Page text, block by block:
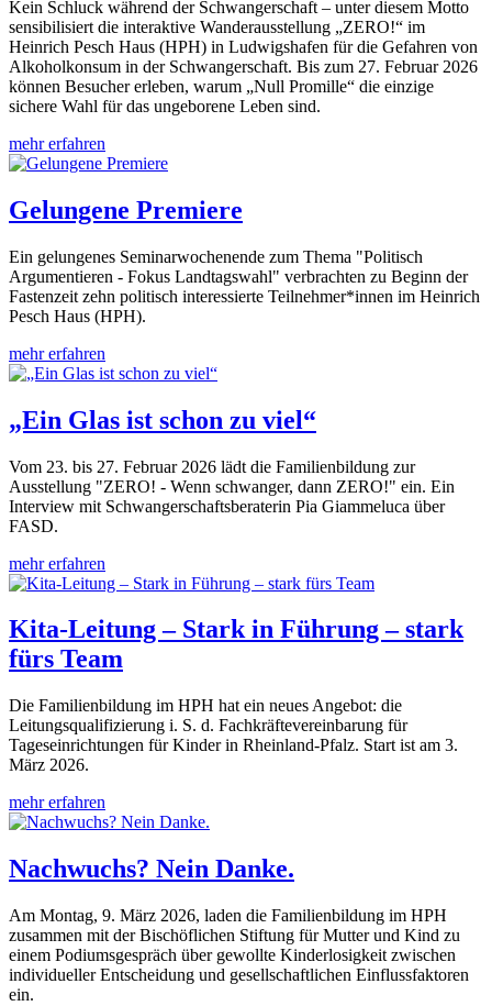
Kein Schluck während der Schwangerschaft – unter diesem Motto
sensibilisiert die interaktive Wanderausstellung „ZERO!“ im
Heinrich Pesch Haus (HPH) in Ludwigshafen für die Gefahren von
Alkoholkonsum in der Schwangerschaft. Bis zum 27. Februar 2026
können Besucher erleben, warum „Null Promille“ die einzige
sichere Wahl für das ungeborene Leben sind.
mehr erfahren
Gelungene Premiere
Ein gelungenes Seminarwochenende zum Thema "Politisch
Argumentieren - Fokus Landtagswahl" verbrachten zu Beginn der
Fastenzeit zehn politisch interessierte Teilnehmer*innen im Heinrich
Pesch Haus (HPH).
mehr erfahren
„Ein Glas ist schon zu viel“
Vom 23. bis 27. Februar 2026 lädt die Familienbildung zur
Ausstellung "ZERO! - Wenn schwanger, dann ZERO!" ein. Ein
Interview mit Schwangerschaftsberaterin Pia Giammeluca über
FASD.
mehr erfahren
Kita-Leitung – Stark in Führung – stark
fürs Team
Die Familienbildung im HPH hat ein neues Angebot: die
Leitungsqualifizierung i. S. d. Fachkräftevereinbarung für
Tageseinrichtungen für Kinder in Rheinland-Pfalz. Start ist am 3.
März 2026.
mehr erfahren
Nachwuchs? Nein Danke.
Am Montag, 9. März 2026, laden die Familienbildung im HPH
zusammen mit der Bischöflichen Stiftung für Mutter und Kind zu
einem Podiumsgespräch über gewollte Kinderlosigkeit zwischen
individueller Entscheidung und gesellschaftlichen Einflussfaktoren
ein.